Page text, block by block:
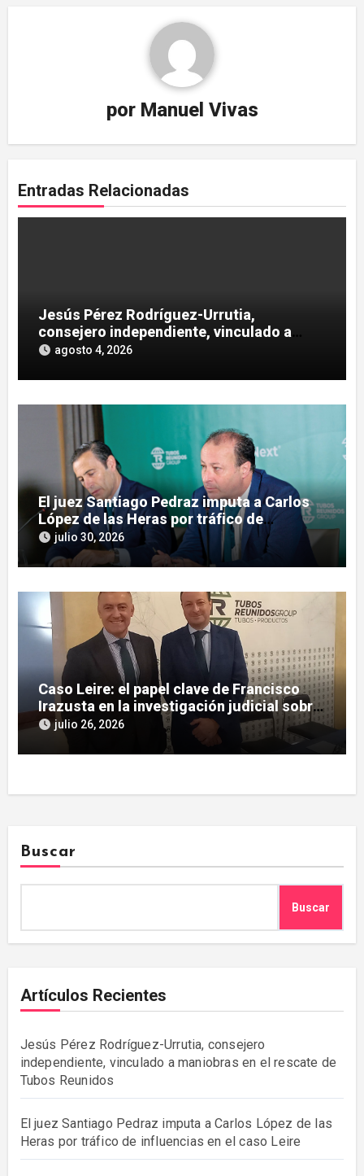
por Manuel Vivas
Entradas Relacionadas
Jesús Pérez Rodríguez-Urrutia,
consejero independiente, vinculado a
maniobras en el rescate de Tubos
agosto 4, 2026
El juez Santiago Pedraz imputa a Carlos
López de las Heras por tráfico de
influencias en el caso Leire
julio 30, 2026
Caso Leire: el papel clave de Francisco
Irazusta en la investigación judicial sobre
Tubos Reunidos
julio 26, 2026
Buscar
Buscar
Artículos Recientes
Jesús Pérez Rodríguez-Urrutia, consejero
independiente, vinculado a maniobras en el rescate de
Tubos Reunidos
El juez Santiago Pedraz imputa a Carlos López de las
Heras por tráfico de influencias en el caso Leire